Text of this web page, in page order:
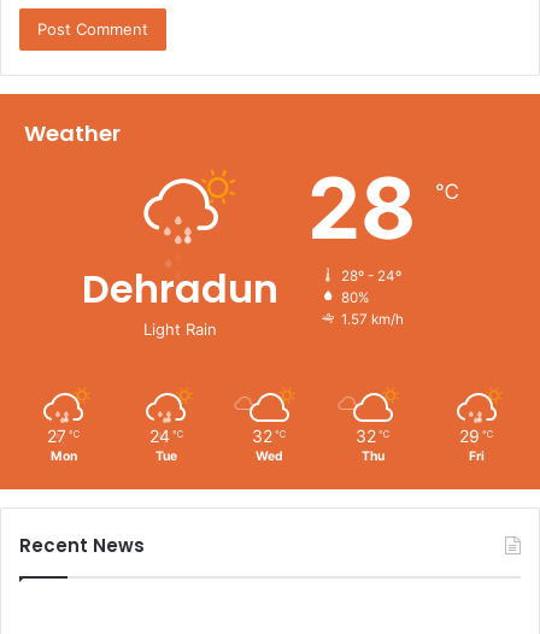
Weather
Dehradun
Light Rain
28 ℃
28º - 24º
80%
1.57 km/h
27 ℃
Mon
24 ℃
Tue
32 ℃
Wed
32 ℃
Thu
29 ℃
Fri
Recent News